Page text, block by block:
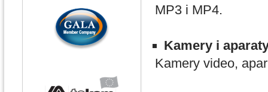
MP3 i MP4.
Kamery i
Kamery video,